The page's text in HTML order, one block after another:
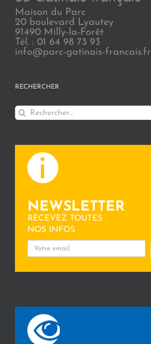
Maison du Parc
20 boulevard Lyautey
91490 Milly-la-Forêt
Tél. : 01 64 98 73 93
info@parc-gatinais-francais.fr
RECHERCHER
Rechercher:
NEWSLETTER
RECEVEZ TOUTES
NOS INFOS